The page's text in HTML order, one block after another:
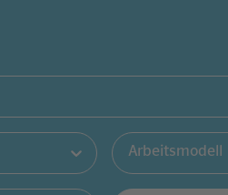
Arbeitsmodell